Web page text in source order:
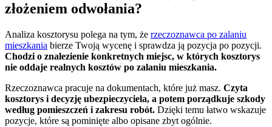
złożeniem odwołania?
Analiza kosztorysu polega na tym, że rzeczoznawca po zalaniu
mieszkania bierze Twoją wycenę i sprawdza ją pozycja po pozycji.
Chodzi o znalezienie konkretnych miejsc, w których kosztorys
nie oddaje realnych kosztów po zalaniu mieszkania.
Rzeczoznawca pracuje na dokumentach, które już masz. Czyta
kosztorys i decyzję ubezpieczyciela, a potem porządkuje szkody
według pomieszczeń i zakresu robót. Dzięki temu łatwo wskazuje
pozycje, które są pominięte albo opisane zbyt ogólnie.